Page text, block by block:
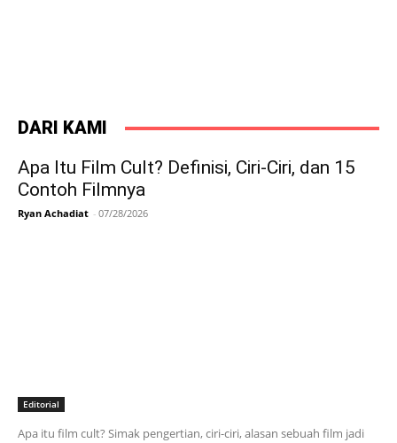
DARI KAMI
Apa Itu Film Cult? Definisi, Ciri-Ciri, dan 15
Contoh Filmnya
Ryan Achadiat - 07/28/2026
Editorial
Apa itu film cult? Simak pengertian, ciri-ciri, alasan sebuah film jadi